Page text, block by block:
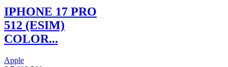
IPHONE 17 PRO
512 (ESIM)
COLOR...
Apple